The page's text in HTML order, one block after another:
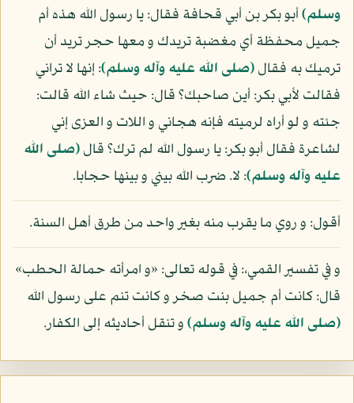
وسلم)أبو بكر بن أبي قحافة فقال: يا رسول الله هذه أم
جميل محفظة أي مغضبة تريدك و معها حجر تريد أن
ترميك به فقال(صلى الله عليه وآله وسلم): إنها لا تراني
فقالت لأبي بكر: أين صاحبك؟ قال: حيث شاء الله قالت:
جئته و لو أراه لرميته فإنه هجاني و اللات و العزى إني
لشاعرة فقال أبو بكر: يا رسول الله لم ترك؟ قال(صلى الله
عليه وآله وسلم): لا. ضرب الله بيني و بينها حجابا.
أقول: و روي ما يقرب منه بغير واحد من طرق أهل السنة.
و في تفسير القمي،: في قوله تعالى: «و امرأته حمالة الحطب»
قال: كانت أم جميل بنت صخر و كانت تنم على رسول الله
(صلى الله عليه وآله وسلم)و تنقل أحاديثه إلى الكفار.